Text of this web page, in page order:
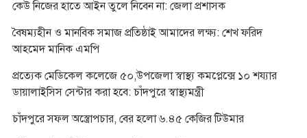
কেউ নিজের হাতে আইন তুলে নিবেন না: জেলা প্রশাসক
বৈষম্যহীন ও মানবিক সমাজ প্রতিষ্ঠাই আমাদের লক্ষ্য: শেখ ফরিদ
আহমেদ মানিক এমপি
প্রত্যেক মেডিকেল কলেজে ৫০,উপজেলা স্বাস্থ্য কমপ্লেক্সে ১০ শয্যার
ডায়ালাইসিস সেন্টার করা হবে: চাঁদপুরে স্বাস্থ্যমন্ত্রী
চাঁদপুরে সফল অস্ত্রোপচার, বের হলো ৬.৪৫ কেজির টিউমার